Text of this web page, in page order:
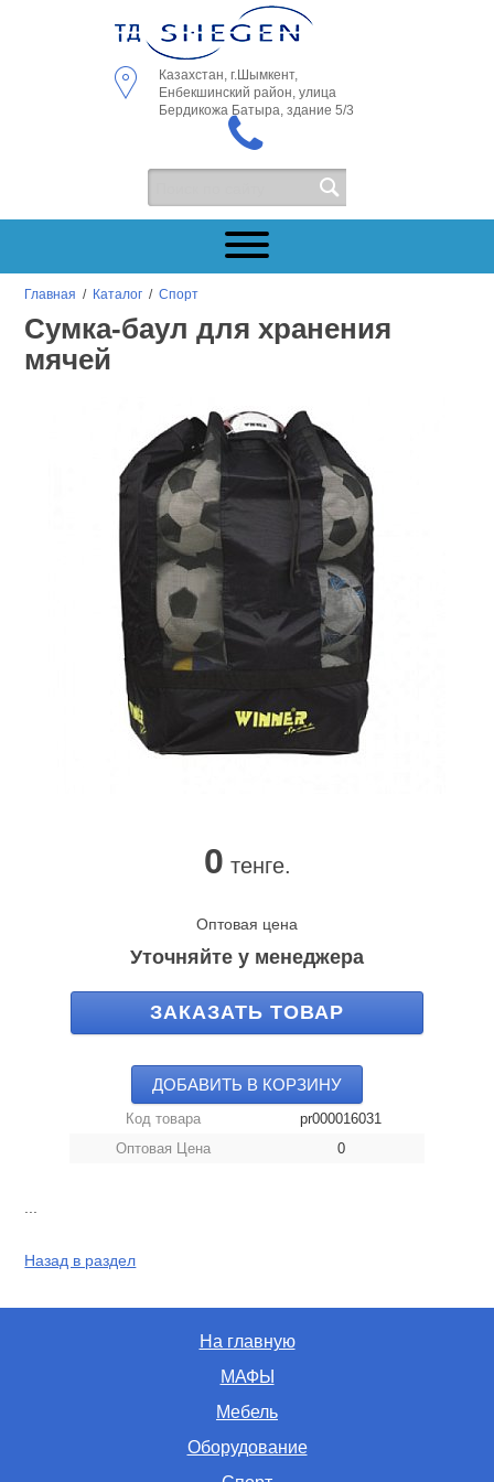
Казахстан, г.Шымкент,
Енбекшинский район, улица
Бердикожа Батыра, здание 5/3
Главная / Каталог /Спорт
Сумка-баул для хранения
мячей
0 тенге.
Оптовая цена
Уточняйте у менеджера
ЗАКАЗАТЬ ТОВАР
ДОБАВИТЬ В КОРЗИНУ
Код товара
pr000016031
Оптовая Цена
0
Назад в раздел
На главную
МАФЫ
Мебель
Оборудование